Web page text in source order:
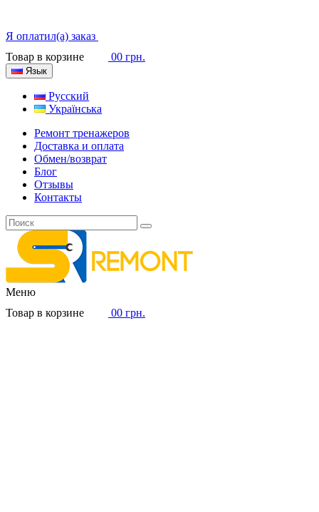
Я оплатил(а) заказ
Товар в корзине
00 грн.
Язык
Русский
Українська
Ремонт тренажеров
Доставка и оплата
Обмен/возврат
Блог
Отзывы
Контакты
Меню
Товар в корзине
00 грн.